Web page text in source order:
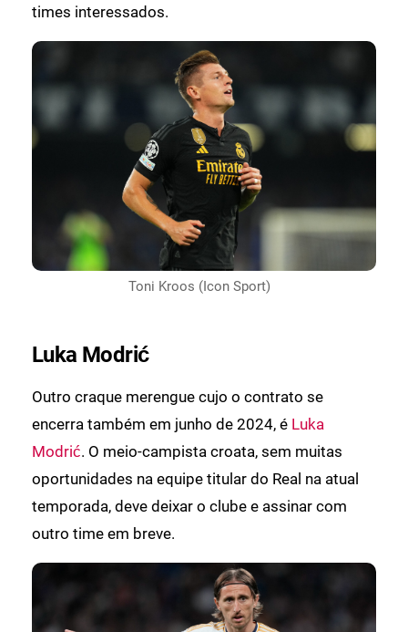
times interessados.
Toni Kroos (Icon Sport)
Luka Modrić
Outro craque merengue cujo o contrato se
encerra também em junho de 2024, é Luka
Modrić. O meio-campista croata, sem muitas
oportunidades na equipe titular do Real na atual
temporada, deve deixar o clube e assinar com
outro time em breve.